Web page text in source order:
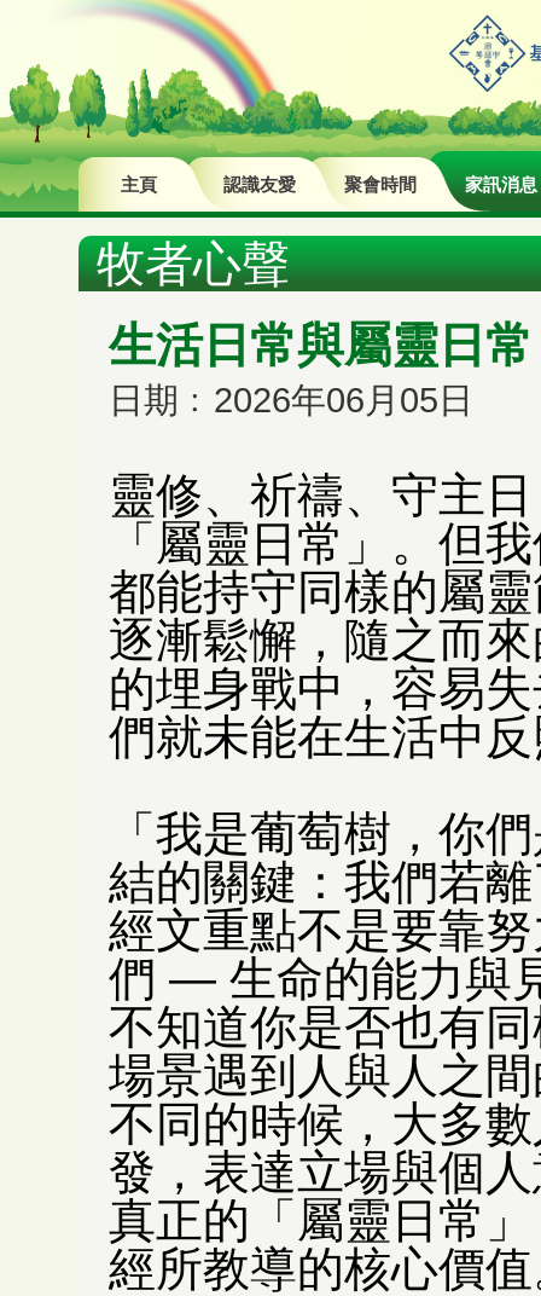
主頁 認識友愛 聚會時間 家訊消息
牧者心聲
生活日常與屬靈日常
日期﹕2026年06月05日
靈修、祈禱、守主
「屬靈日常」。但
都能持守同樣的屬
逐漸鬆懈，隨之而
的埋身戰中，容易
們就未能在生活中
「我是葡萄樹，你
結的關鍵：我們若
經文重點不是要靠
們 — 生命的能力與
不知道你是否也有
場景遇到人與人之
不同的時候，大多
發，表達立場與個
真正的「屬靈日常
經所教導的核心價